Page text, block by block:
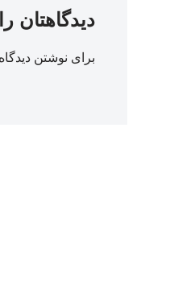
دیدگاهتان
برای نوشتن دیدگاه